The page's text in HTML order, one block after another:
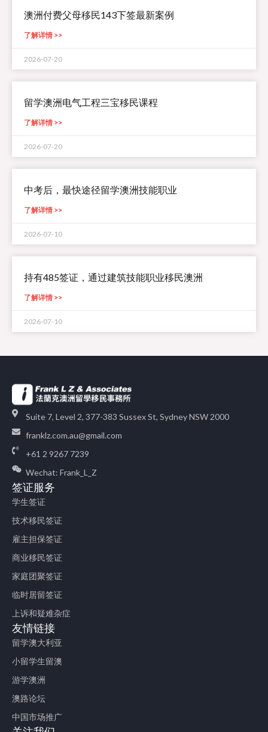
澳洲付费父母移民143下签最新案例
了解详情 >>
2026-07-20
留学澳洲电气工程三宝移民课程
了解详情 >>
2026-07-20
中考后，最快途径留学澳洲技能职业
了解详情 >>
2026-07-10
持有485签证，通过建筑技能职业移民澳洲
了解详情 >>
2026-07-10
Suite 7, Level 2, 377-383 Sussex St, Sydney NSW 2000
franklz.com.au@gmail.com
+61 2 9267 7239
Wechat: Frank_L_Z
签证服务
学生签证
技术移民签证
雇主担保签证
商业移民签证
家庭团聚签证
临时居留签证
上诉和疑难杂症
友情链接
留学澳大利亚
小留学生留澳
游学澳洲
澳路论坛
中国市场推广